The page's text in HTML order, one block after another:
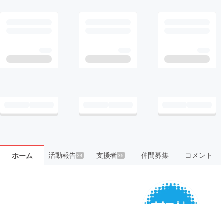
ホーム 活動報告24 支援者35 仲間募集 コメント